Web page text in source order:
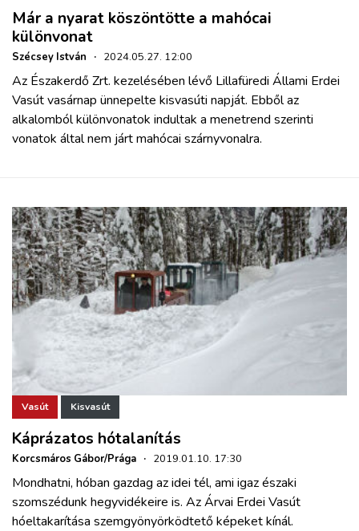
Már a nyarat köszöntötte a mahócai
különvonat
Szécsey István · 2024.05.27. 12:00
Az Északerdő Zrt. kezelésében lévő Lillafüredi Állami Erdei
Vasút vasárnap ünnepelte kisvasúti napját. Ebből az
alkalomból különvonatok indultak a menetrend szerinti
vonatok által nem járt mahócai szárnyvonalra.
Vasút Kisvasút
Káprázatos hótalanítás
Korcsmáros Gábor/Prága · 2019.01.10. 17:30
Mondhatni, hóban gazdag az idei tél, ami igaz északi
szomszédunk hegyvidékeire is. Az Árvai Erdei Vasút
hóeltakarítása szemgyönyörködtető képeket kínál.